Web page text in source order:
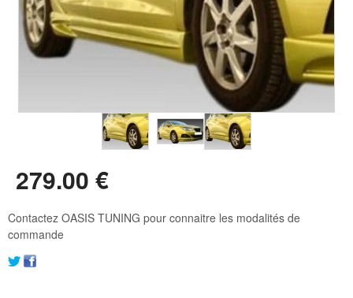
279.00 €
Contactez OASIS TUNING pour connaitre les modalités de
commande